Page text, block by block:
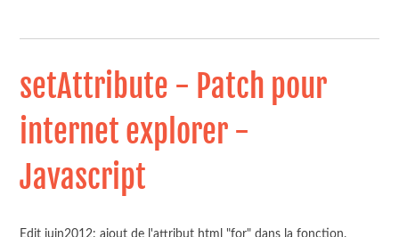
setAttribute - Patch pour
internet explorer -
Javascript
Edit juin2012: ajout de l'attribut html "for" dans la fonction.